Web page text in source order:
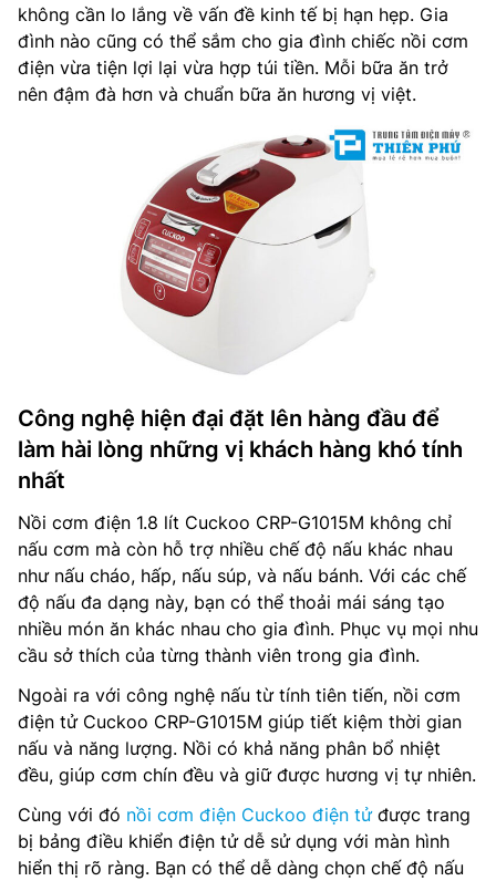
không cần lo lắng về vấn đề kinh tế bị hạn hẹp. Gia
đình nào cũng có thể sắm cho gia đình chiếc nồi cơm
điện vừa tiện lợi lại vừa hợp túi tiền. Mỗi bữa ăn trở
nên đậm đà hơn và chuẩn bữa ăn hương vị việt.
Công nghệ hiện đại đặt lên hàng đầu để
làm hài lòng những vị khách hàng khó tính
nhất
Nồi cơm điện 1.8 lít Cuckoo CRP-G1015M không chỉ
nấu cơm mà còn hỗ trợ nhiều chế độ nấu khác nhau
như nấu cháo, hấp, nấu súp, và nấu bánh. Với các chế
độ nấu đa dạng này, bạn có thể thoải mái sáng tạo
nhiều món ăn khác nhau cho gia đình. Phục vụ mọi nhu
cầu sở thích của từng thành viên trong gia đình.
Ngoài ra với công nghệ nấu từ tính tiên tiến, nồi cơm
điện tử Cuckoo CRP-G1015M giúp tiết kiệm thời gian
nấu và năng lượng. Nồi có khả năng phân bổ nhiệt
đều, giúp cơm chín đều và giữ được hương vị tự nhiên.
Cùng với đó nồi cơm điện Cuckoo điện tửđược trang
bị bảng điều khiển điện tử dễ sử dụng với màn hình
hiển thị rõ ràng. Bạn có thể dễ dàng chọn chế độ nấu